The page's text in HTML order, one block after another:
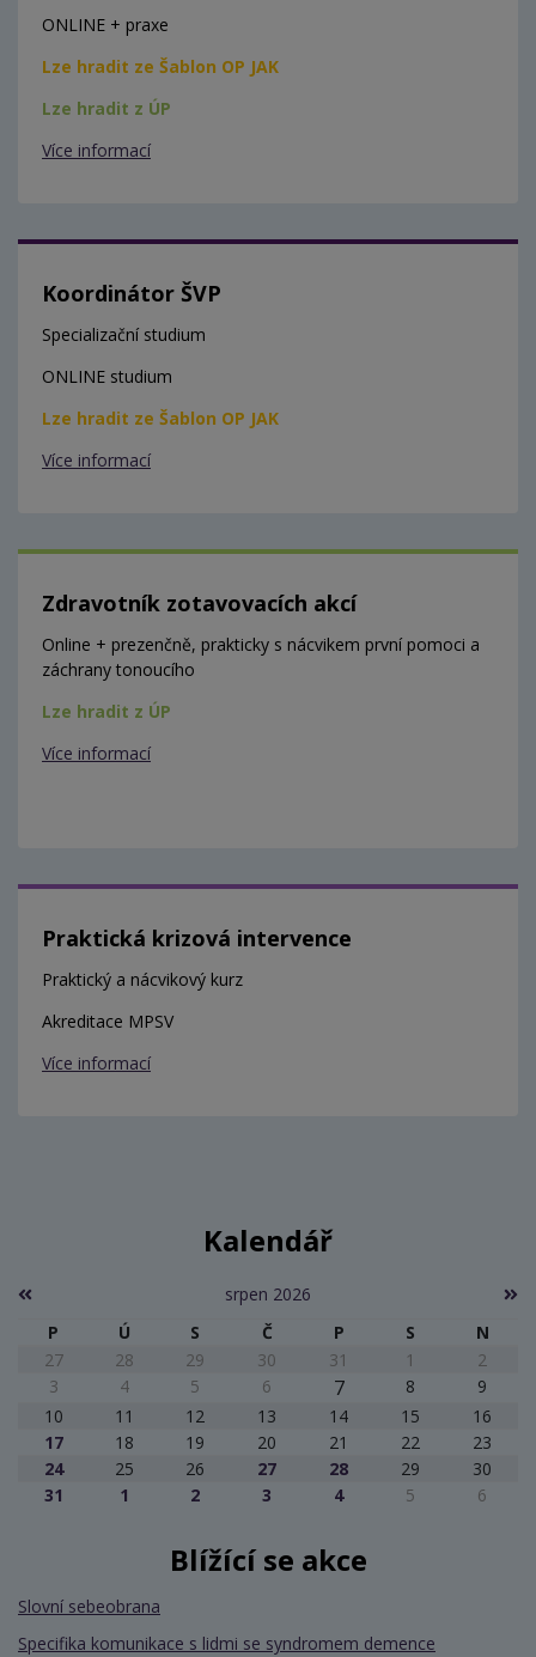
ONLINE + praxe
Lze hradit ze Šablon OP JAK
Lze hradit z ÚP
Více informací
Koordinátor ŠVP
Specializační studium
ONLINE studium
Lze hradit ze Šablon OP JAK
Více informací
Zdravotník zotavovacích akcí
Online + prezenčně, prakticky s nácvikem první pomoci a
záchrany tonoucího
Lze hradit z ÚP
Více informací
Praktická krizová intervence
Praktický a nácvikový kurz
Akreditace MPSV
Více informací
Kalendář
srpen 2026
P
Ú S Č P S
N
27
28 29 30 31 1
2
3
4 5 6 7 8
9
10
11 12 13 14 15
16
17
18 19 20 21 22
23
24
25 26 27 28 29
30
31
1 2 3 4 5 6
Blížící se akce
Slovní sebeobrana
Specifika komunikace s lidmi se syndromem demence